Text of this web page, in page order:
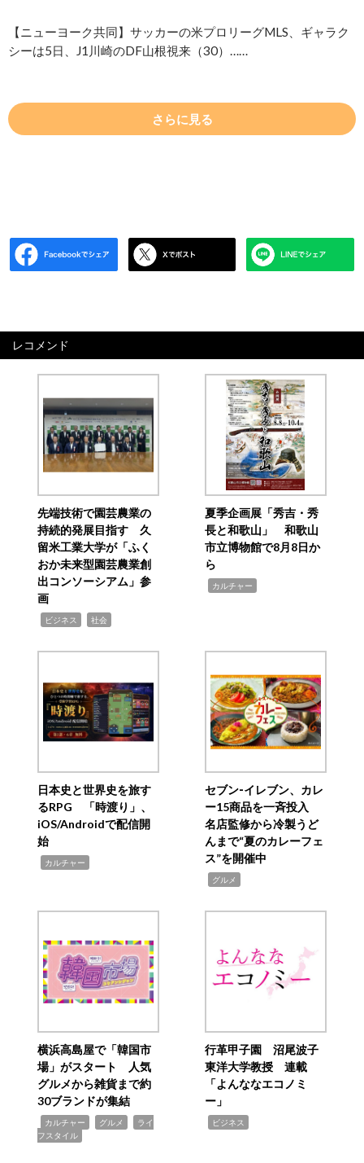
【ニューヨーク共同】サッカーの米プロリーグMLS、ギャラク
シーは5日、J1川崎のDF山根視来（30）……
さらに見る
レコメンド
先端技術で園芸農業の
持続的発展目指す 久
留米工業大学が「ふく
おか未来型園芸農業創
出コンソーシアム」参
画
ビジネス 社会
夏季企画展「秀吉・秀
長と和歌山」 和歌山
市立博物館で8月8日か
ら
カルチャー
日本史と世界史を旅す
るRPG 「時渡り」、
iOS/Androidで配信開
始
カルチャー
セブン‐イレブン、カレ
ー15商品を一斉投入
名店監修から冷製うど
んまで“夏のカレーフェ
ス”を開催中
グルメ
横浜高島屋で「韓国市
場」がスタート 人気
グルメから雑貨まで約
30ブランドが集結
カルチャー グルメ
ライ
フスタイル
行革甲子園 沼尾波子
東洋大学教授 連載
「よんななエコノミ
ー」
ビジネス